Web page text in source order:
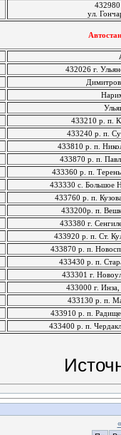
432980
ул.
432026 г.
433210 р. п.
433240 р. п.
433810 р. п.
433870 р. п.
433360 р. п.
433330 с. Большое
433760 р. п.
433200р. п.
433380 г.
433920 р. п. Ст.
433870 р. п.
433430 р. п.
433301 г.
433000 г. Инза,
433130 р. п.
433910 р. п.
433400 р. п.
«